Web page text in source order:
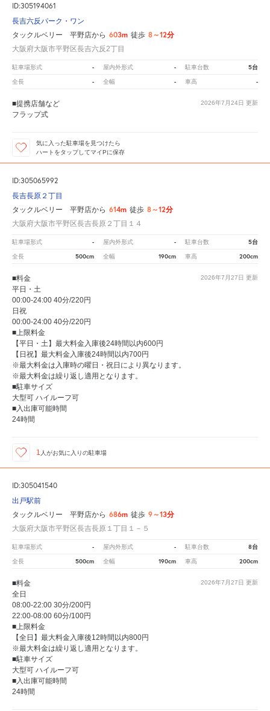
ID:305194061
長吉六反パーク・ワン
タックルベリー 平野店から 603m 徒歩 8～12分
大阪府大阪市平野区長吉六反2丁目
駐車場形式 - 屋内外形式 - 駐車台数 5台
全長 - 全幅 - 車高 -
2026年7月24日 更新
■提携店舗など
フラップ式
気に入った駐車場を見つけたら
ハートをタップしてマイPに保存
ID:305065992
長吉長原２丁目
タックルベリー 平野店から 614m 徒歩 8～12分
大阪府大阪市平野区長吉長原２丁目１４
駐車場形式 - 屋内外形式 - 駐車台数 5台
全長 500cm 全幅 190cm 車高 200cm
2026年7月27日 更新
■料金
平日・土
00:00-24:00 40分/220円
日祝
00:00-24:00 40分/220円
■上限料金
【平日・土】最大料金入庫後24時間以内600円
【日祝】最大料金入庫後24時間以内700円
※最大料金は入庫時の曜日・祝日により異なります。
※最大料金は繰り返し適用となります。
■駐車サイズ
大型可 ハイルーフ可
■入出庫可能時間
24時間
1 人がお気に入りの駐車場
ID:305041540
出戸駅前
タックルベリー 平野店から 686m 徒歩 9～13分
大阪府大阪市平野区長吉長原１丁目１－５
駐車場形式 - 屋内外形式 - 駐車台数 8台
全長 500cm 全幅 190cm 車高 200cm
2026年7月27日 更新
■料金
全日
08:00-22:00 30分/200円
22:00-08:00 60分/100円
■上限料金
【全日】最大料金入庫後12時間以内800円
※最大料金は繰り返し適用となります。
■駐車サイズ
大型可 ハイルーフ可
■入出庫可能時間
24時間